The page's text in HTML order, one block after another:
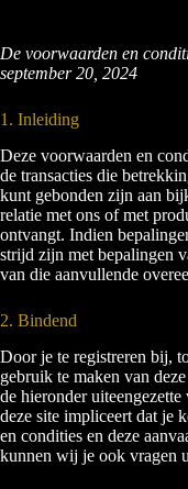
De voorwaarden en
september 20, 2024
1. Inleiding
Deze voorwaarden en
de transacties die
kunt gebonden zijn aan
relatie met ons of met
ontvangt. Indien
strijd zijn met bepalingen
van die aanvullende
2. Bindend
Door je te registreren bij,
gebruik te maken van
de hieronder
deze site impliceert dat je
en condities en deze
kunnen wij je ook vragen